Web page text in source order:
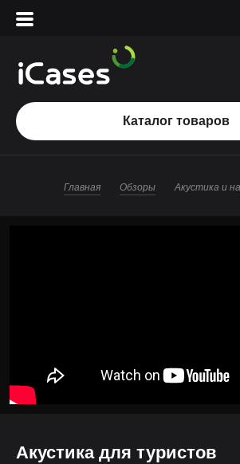
Вход
Сервисный центр
О магазине
Каталог товаров
Главная Обзоры Акустика и
Акустика для туристов